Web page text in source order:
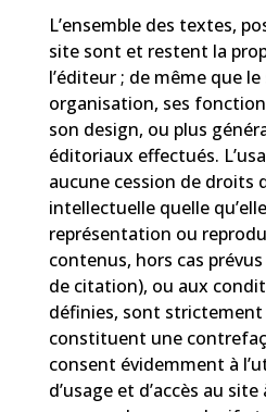
L’ensemble des textes,
site sont et restent la
l’éditeur ; de même que
organisation, ses
son design, ou plus
éditoriaux effectués.
aucune cession de droits
intellectuelle quelle
représentation ou
contenus, hors cas
de citation), ou aux
définies, sont
constituent une
consent évidemment à
d’usage et d’accès au